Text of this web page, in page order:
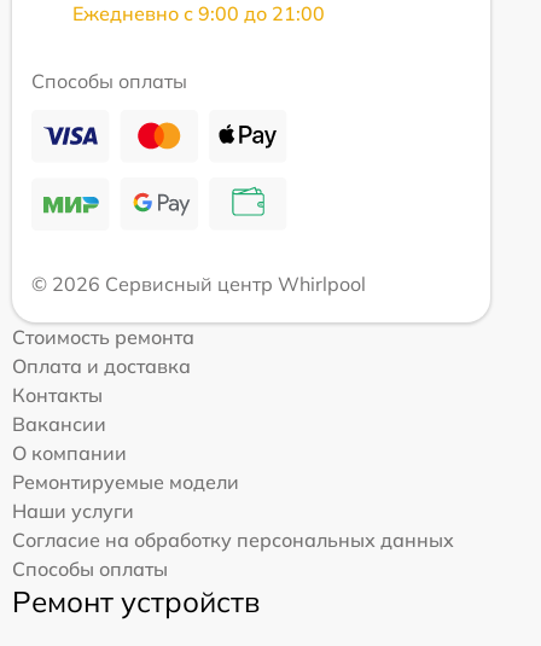
Ежедневно с 9:00 до 21:00
Способы оплаты
© 2026 Сервисный центр Whirlpool
Стоимость ремонта
Оплата и доставка
Контакты
Вакансии
О компании
Ремонтируемые модели
Наши услуги
Согласие на обработку персональных данных
Способы оплаты
Ремонт устройств